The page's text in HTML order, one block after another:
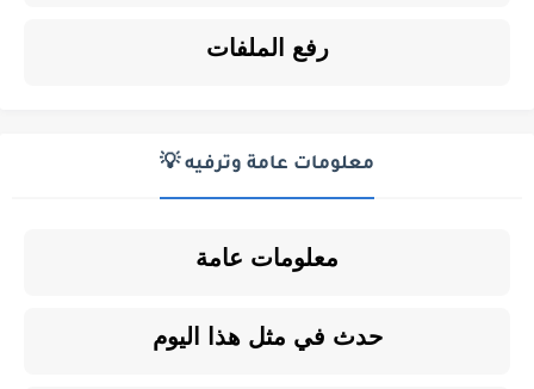
رفع الملفات
معلومات عامة وترفيه 💡
معلومات عامة
حدث في مثل هذا اليوم